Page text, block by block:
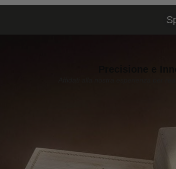
Affidati alla nostra esperienza per